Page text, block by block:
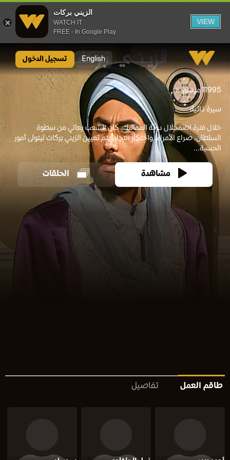
الزيني بركات
WATCH IT
FREE - In Google Play
VIEW
English تسجيل الدخول
19951 موسم
سيرة ذاتية
خلال فترة اضمحلال دولة المماليك، كان الشعب يعاني من سطوة
السلطان، صراع الأمراء، واحتكار التجار، يتم تعيين الزيني بركات ليتولى أمور
الحسبة...
مشاهدة الحلقات
طاقم العمل تفاصيل